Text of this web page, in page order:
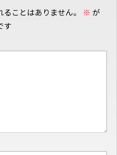
ことはありません。 ※ が
す